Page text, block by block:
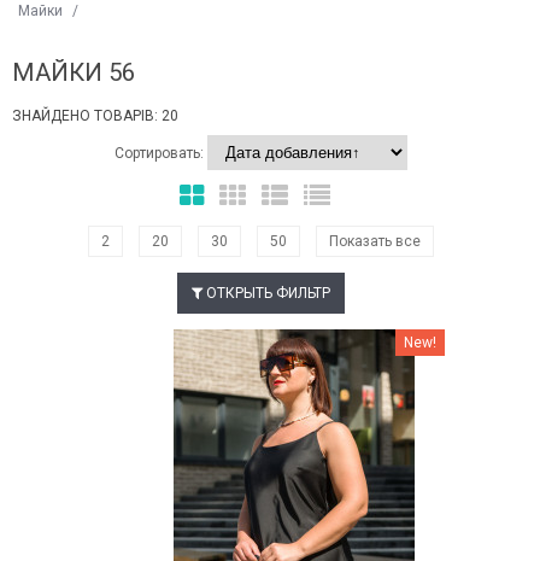
Майки
/
МАЙКИ 56
ЗНАЙДЕНО ТОВАРІВ: 20
Сортировать:
2 20 30 50 Показать все
ОТКРЫТЬ ФИЛЬТР
Наклейки Варіант з % New!